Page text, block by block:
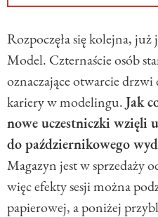
Rozpoczęła się kolejna, już
Model. Czternaście osób
oznaczające otwarcie
kariery w modelingu.Jak
nowe uczestniczki wzięli
do październikowego
Magazyn jest w sprzedaży
więc efekty sesji można
papierowej, a poniżej